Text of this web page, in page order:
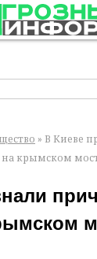
» В Киеве
на крымском